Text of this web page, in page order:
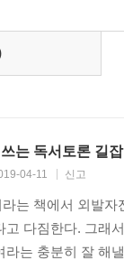
지 모색해 보는
정의 보살핌에서
을 자신의 상황과
’에서는 10대들
떤 것들이 있나요
경오염’ ‘위안부
잡이』는 단순
시사적인 문제와
적합한 책 고르는
는 독서토론 길
04-11 신고
는 책에서 외발
고 다짐한다. 그래
라는 충분히 잘 해